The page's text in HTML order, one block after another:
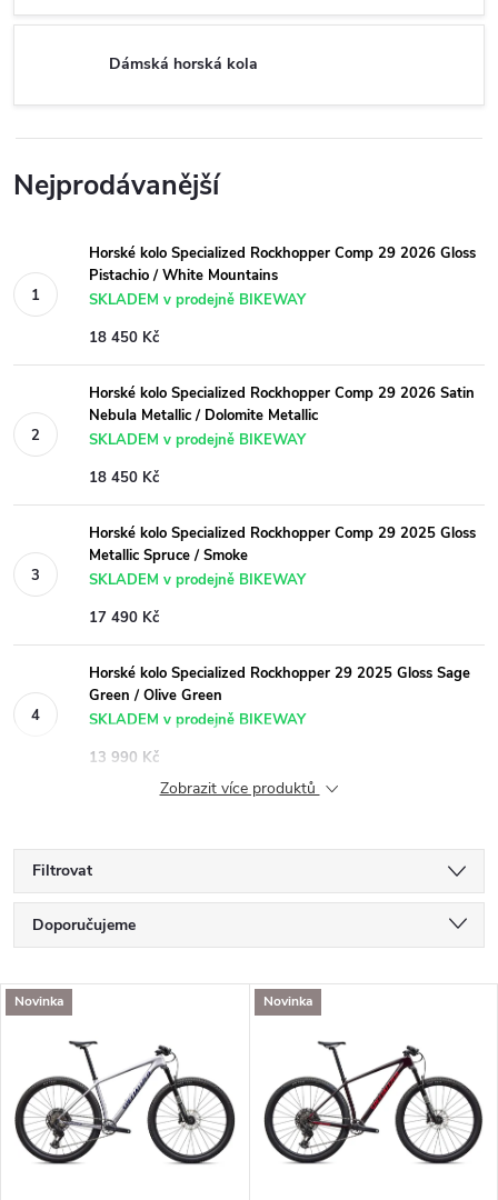
Dámská horská kola
Nejprodávanější
Horské kolo Specialized Rockhopper Comp 29 2026 Gloss
Pistachio / White Mountains
SKLADEM v prodejně BIKEWAY
18 450 Kč
Horské kolo Specialized Rockhopper Comp 29 2026 Satin
Nebula Metallic / Dolomite Metallic
SKLADEM v prodejně BIKEWAY
18 450 Kč
Horské kolo Specialized Rockhopper Comp 29 2025 Gloss
Metallic Spruce / Smoke
SKLADEM v prodejně BIKEWAY
17 490 Kč
Horské kolo Specialized Rockhopper 29 2025 Gloss Sage
Green / Olive Green
SKLADEM v prodejně BIKEWAY
13 990 Kč
Zobrazit více produktů
Filtrovat
Ř
a
e
n
Doporučujeme
Nejdražší
Nejprodávanější
Abecedně
V
p
Novinka Novinka